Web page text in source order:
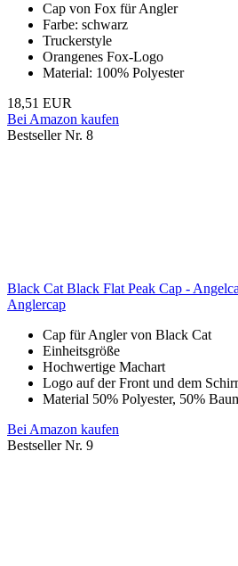
Cap von Fox für Angler
Farbe: schwarz
Truckerstyle
Orangenes Fox-Logo
Material: 100% Polyester
18,51 EUR
Bei Amazon kaufen
Bestseller Nr. 8
Black Cat Black Flat Peak Cap -
Anglercap
Cap für Angler von Black Cat
Einheitsgröße
Hochwertige Machart
Logo auf der Front und dem
Material 50% Polyester, 50%
Bei Amazon kaufen
Bestseller Nr. 9